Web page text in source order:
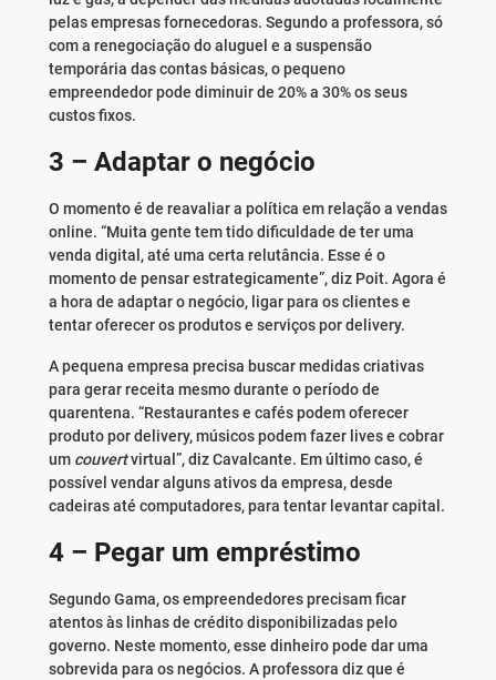
pelas empresas fornecedoras. Segundo a professora, só
com a renegociação do aluguel e a suspensão
temporária das contas básicas, o pequeno
empreendedor pode diminuir de 20% a 30% os seus
custos fixos.
3 – Adaptar o negócio
O momento é de reavaliar a política em relação a vendas
online. “Muita gente tem tido dificuldade de ter uma
venda digital, até uma certa relutância. Esse é o
momento de pensar estrategicamente”, diz Poit. Agora é
a hora de adaptar o negócio, ligar para os clientes e
tentar oferecer os produtos e serviços por delivery.
A pequena empresa precisa buscar medidas criativas
para gerar receita mesmo durante o período de
quarentena. “Restaurantes e cafés podem oferecer
produto por delivery, músicos podem fazer lives e cobrar
um couvertvirtual”, diz Cavalcante. Em último caso, é
possível vendar alguns ativos da empresa, desde
cadeiras até computadores, para tentar levantar capital.
4 – Pegar um empréstimo
Segundo Gama, os empreendedores precisam ficar
atentos às linhas de crédito disponibilizadas pelo
governo. Neste momento, esse dinheiro pode dar uma
sobrevida para os negócios. A professora diz que é